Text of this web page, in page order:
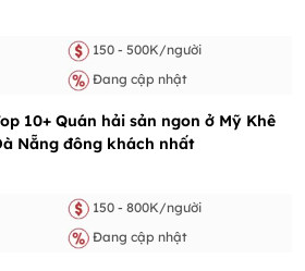
150 - 500K/người
Đang cập nhật
10+ Quán hải sản ngon ở Mỹ Khê
Nẵng đông khách nhất
150 - 800K/người
Đang cập nhật